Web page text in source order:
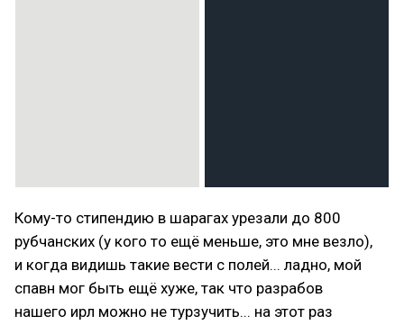
Кому-то стипендию в шарагах урезали до 800
рубчанских (у кого то ещё меньше, это мне везло),
и когда видишь такие вести с полей... ладно, мой
спавн мог быть ещё хуже, так что разрабов
нашего ирл можно не турзучить... на этот раз